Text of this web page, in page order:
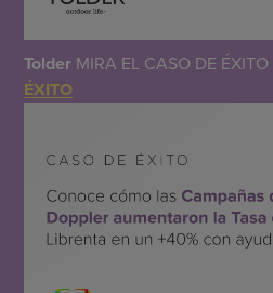
Tolder MIRA EL CASO DE ÉXITO
ÉXITO